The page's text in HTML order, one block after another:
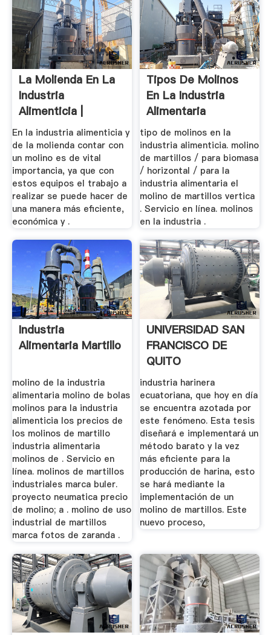
La Molienda En La
Industria
Alimenticia |
En la industria alimenticia y
de la molienda contar con
un molino es de vital
importancia, ya que con
estos equipos el trabajo a
realizar se puede hacer de
una manera más eficiente,
económica y .
Tipos De Molinos
En La Industria
Alimentaria
tipo de molinos en la
industria alimenticia. molino
de martillos / para biomasa
/ horizontal / para la
industria alimentaria el
molino de martillos vertica
. Servicio en línea. molinos
en la industria .
Industria
Alimentaria Martillo
molino de la industria
alimentaria molino de bolas
molinos para la industria
alimenticia los precios de
los molinos de martillo
industria alimentaria
molinos de . Servicio en
línea. molinos de martillos
industriales marca buler.
proyecto neumatica precio
de molino; a . molino de uso
industrial de martillos
marca fotos de zaranda .
UNIVERSIDAD SAN
FRANCISCO DE
QUITO
industria harinera
ecuatoriana, que hoy en día
se encuentra azotada por
este fenómeno. Esta tesis
diseñará e implementará un
método barato y la vez
más eficiente para la
producción de harina, esto
se hará mediante la
implementación de un
molino de martillos. Este
nuevo proceso,